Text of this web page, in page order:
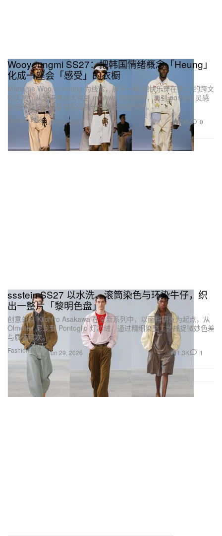
Fashion 时装
Wooyoungmi SS27：把韩国情绪概念「Heung」
化成一座会「感受」的衣橱
Madame Woo 以 heung 为线索，展开一场“把快乐穿在身上”的跨文
化实验：从皱染薄纱大衣到 minhwa 鹤纹刺绣，再到 norigae 灵感
的皮革挂饰，把喜悦写进每一件衣服的细节里。
Jun 29, 2026 795 0
Fashion 时装
ssstein SS27 以水洗、滚筒染色与环染牛仔，织
出一整片「黎明色盘」
创意总监 Kiichiro Asakawa 在全新系列中，以面料研发为起点，从
Olmetex 尼龙到 Pontoglio 灯芯绒，通过精细染整工艺捕捉微妙色差
与质感层次。
Jun 29, 2026 1.3K 1